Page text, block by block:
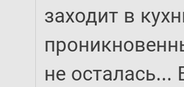
заходит в
не